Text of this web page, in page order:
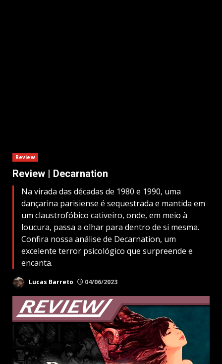
Review
Review | Decarnation
Na virada das décadas de 1980 e 1990, uma
dançarina parisiense é sequestrada e mantida em
um claustrofóbico cativeiro, onde, em meio à
loucura, passa a olhar para dentro de si mesma.
Confira nossa análise de Decarnation, um
excelente terror psicológico que surpreende e
encanta.
Lucas Barreto 04/06/2023